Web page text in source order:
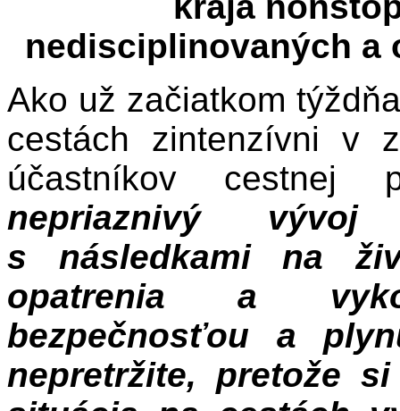
nedisciplinovaných a
Ako už začiatkom
cestách zintenzívni v
účastníkov cestnej
nepriaznivý vývoj
s následkami na
opatrenia a
bezpečnosťou a
nepretržite, pretože